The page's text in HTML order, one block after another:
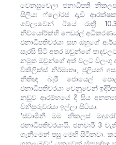
වෙනසුවෙලා ජනාධිපති
සිලියා ෆ්ලෝරස් දැඩි
වේලාවෙන් ඊයේ රාත්‍රී
නිව්යෝර්ක්හි ෆෙඩරල්
ජනාධිපතිවරයා සහ ඔහුගේ
සැරසී සිටි අතර ඔවුන්ගේ
නමුත් ඔවුන්ගේ අත් වලට විලංගු
විකිලීක්ස් නිර්මාතෘ, ජුලියන්
නීතිඥ බැරී ජොයෙල්
ජනාධිපතිවරයා වෙනුවෙන්
නඩුව ආරම්භයේ දී සිය
විනිසුරුවරයා ඉල්ලා සිටියා.
‘ස්වාමීනී මම නිකලස්
ජනාධිපතිවරයායි. ජනවාරි 3
ගැනීමෙන් පසු මෙහි සිටිනවා.
ගනුලැබුවා’ යනුවෙන් ස්පාඤ්ඤ